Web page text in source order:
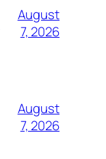
August
7, 2026
August
7, 2026